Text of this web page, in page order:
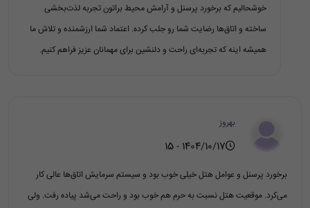
خوشحالیم که برخورد پرسنل و آرامش محیط براتون تجربه لذت‌بخشی
ساخته و اتاق‌ها رضایت شما رو جلب کرده. اعتماد شما ارزشمنده و تلاش ما
همیشه اینه که تجربه‌ای راحت و دلنشین برای مهمانان عزیز فراهم کنیم.
بهروز
1404/10/17 - 15
برخورد پرسنل و عوامل هتل خیلی خوب بود و سیستم سرمایش اتاق‌ها عالی کار
می‌کرد. موقعیت هتل نسبت به حرم هم خوب بود و راحت می‌شد پیاده رفت. ولی